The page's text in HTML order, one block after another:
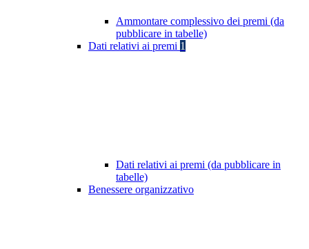
Ammontare complessivo dei premi (da
pubblicare in tabelle)
Dati relativi ai premi 1
Dati relativi ai premi (da pubblicare in
tabelle)
Benessere organizzativo